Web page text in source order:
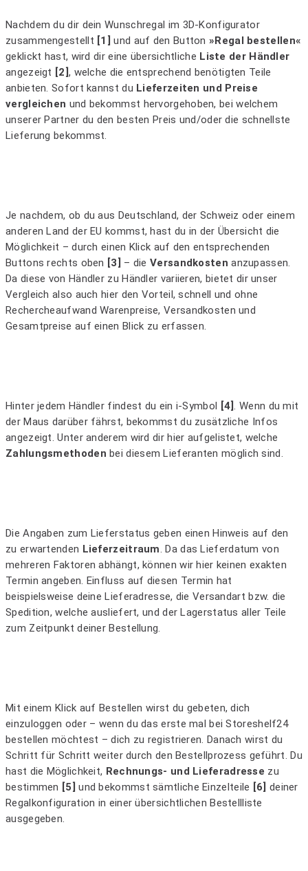
Nachdem du dir dein Wunschregal im 3D-Konfigurator
zusammengestellt [1] und auf den Button»Regal bestellen«
geklickt hast, wird dir eine übersichtliche Liste der Händler
angezeigt [2], welche die entsprechend benötigten Teile
anbieten. Sofort kannst du Lieferzeiten und Preise
vergleichen und bekommst hervorgehoben, bei welchem
unserer Partner du den besten Preis und/oder die schnellste
Lieferung bekommst.
Je nachdem, ob du aus Deutschland, der Schweiz oder einem
anderen Land der EU kommst, hast du in der Übersicht die
Möglichkeit – durch einen Klick auf den entsprechenden
Buttons rechts oben [3] – dieVersandkosten anzupassen.
Da diese von Händler zu Händler variieren, bietet dir unser
Vergleich also auch hier den Vorteil, schnell und ohne
Rechercheaufwand Warenpreise, Versandkosten und
Gesamtpreise auf einen Blick zu erfassen.
Hinter jedem Händler findest du ein i-Symbol [4]. Wenn du mit
der Maus darüber fährst, bekommst du zusätzliche Infos
angezeigt. Unter anderem wird dir hier aufgelistet, welche
Zahlungsmethoden bei diesem Lieferanten möglich sind.
Die Angaben zum Lieferstatus geben einen Hinweis auf den
zu erwartenden Lieferzeitraum. Da das Lieferdatum von
mehreren Faktoren abhängt, können wir hier keinen exakten
Termin angeben. Einfluss auf diesen Termin hat
beispielsweise deine Lieferadresse, die Versandart bzw. die
Spedition, welche ausliefert, und der Lagerstatus aller Teile
zum Zeitpunkt deiner Bestellung.
Mit einem Klick auf Bestellen wirst du gebeten, dich
einzuloggen oder – wenn du das erste mal bei Storeshelf24
bestellen möchtest – dich zu registrieren. Danach wirst du
Schritt für Schritt weiter durch den Bestellprozess geführt. Du
hast die Möglichkeit, Rechnungs- und Lieferadresse zu
bestimmen [5] und bekommst sämtliche Einzelteile [6] deiner
Regalkonfiguration in einer übersichtlichen Bestellliste
ausgegeben.